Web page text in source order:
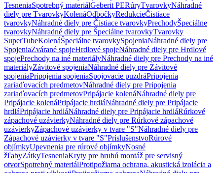
TesneniaSpotrebný materiálGeberit PERúryTvarovkyNáhradné
diely pre TvarovkyKolenáOdbočkyRedukcieČistiace
tvarovkyNáhradné diely pre Čistiace tvarovkyPrechodyŠpeciálne
tvarovkyNáhradné diely pre Špeciálne tvarovkyTvarovky
SuperTubeKolenáŠpeciálne tvarovkySpojeniaNáhradné diely pre
SpojeniaZvárané spojeHrdlové spojeNáhradné diely pre Hrdlové
spojePrechody na iné materiályNáhradné diely pre Prechody na iné
materiályZávitové spojeniaNáhradné diely pre Závitové
spojeniaPripojenia spojeniaSpojovacie puzdráPripojenia
zariaďovacích predmetovNáhradné diely pre Pripojenia
zariaďovacích predmetovPripájacie kolenáNáhradné diely pre
Pripájacie kolenáPripájacie hrdláNáhradné diely pre Pripájacie
hrdláPripájacie hrdláNáhradné diely pre Pripájacie hrdláRúrkové
zápachové uzávierkyNáhradné diely pre Rúrkové zápachové
uzávierkyZápachové uzávierky v tvare "S"Náhradné diely pre
Zápachové uzávierky v tvare "S"PríslušenstvoRúrové
objímkyUpevnenia pre rúrové objímkyNosné
žľabyZátkyTesneniaKryty pre hrubú montáž pre servisný
otvorSpotrebný materiálProtipožiarna ochrana, akustická izolácia a